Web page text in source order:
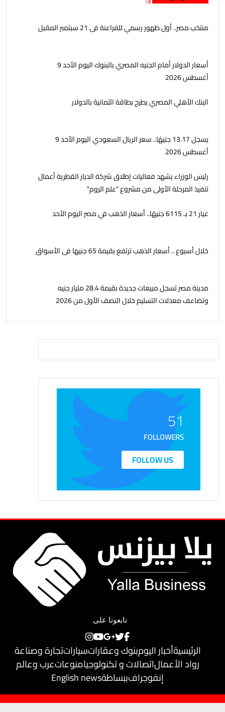
منتخب مصر.. أول ظهور رسمي للفراعنة فى 21 سبتمبر المقبل
أسعار الدولار أمام الجنيه المصري بالبنوك اليوم الأحد 9
أغسطس 2026
البنك الأهلي المصري يطرح بطاقة ائتمانية بالدولار
يسجل 13.17 جنيهًا.. سعر الريال السعودي اليوم الأحد 9
أغسطس 2026
رئيس الوزراء يشهد فعاليات إطلاق شركة الديار القطرية أعمال
تنفيذ المرحلة الأولى من مشروع "علم الروم"
عيار 21 بـ 6115 جنيهًا.. أسعار الذهب في مصر اليوم الأحد
خلال أسبوع .. أسعار الذهب ترتفع بقيمة 65 جنيها فى الأسواق
مدينة مصر تسجل مبيعات جديدة بقيمة 28.4 مليار جنيه
وتضاعف معدلات التسليم خلال النصف الأول من 2026
51
FOLLOWERS
FOLLOW US
تابعونا على
الرئيسيةأخبار اليومبنوك وعقاراتسياراتتجارة وصناعة
رواد الأعمالاتصالات و تكنولوجيامنوعاتعرب وعالم
إنفوجرافببساطةEnglish news
حقوق النشر محفوظة لـيلا بيزنس© 2018